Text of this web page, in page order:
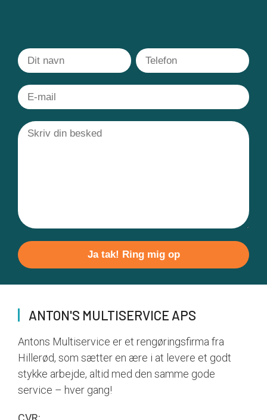
leave
field
empty.
ANTON'S MULTISERVICE APS
Antons Multiservice er et rengøringsfirma fra
Hillerød, som sætter en ære i at levere et godt
stykke arbejde, altid med den samme gode
service – hver gang!